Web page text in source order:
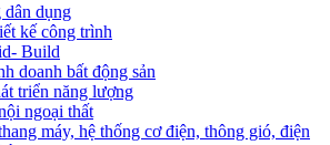
dụng
kế công trình
Build
doanh bất động sản
triển năng lượng
ngoại thất
máy, hệ thống cơ điện, thông gió, điện